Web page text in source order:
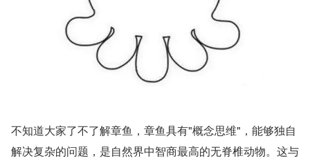
不知道大家了不了解章鱼，章鱼具有"概念思维"，能够独自
解决复杂的问题，是自然界中智商最高的无脊椎动物。这与